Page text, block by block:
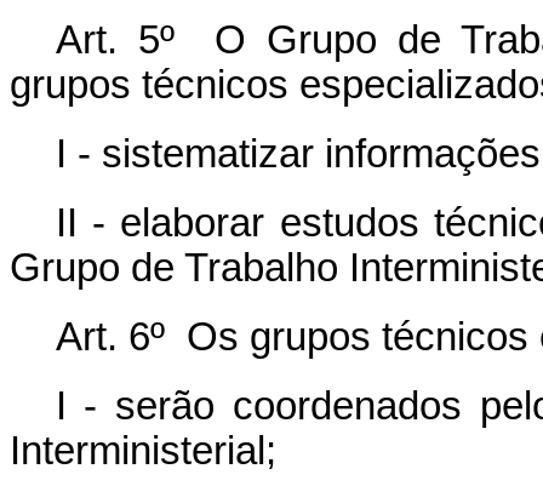
Art. 5º O Grupo de
grupos técnicos
I - sistematizar
II - elaborar estudos
Grupo de Trabalho
Art. 6º Os grupos técnicos
I - serão coordenados
Interministerial;